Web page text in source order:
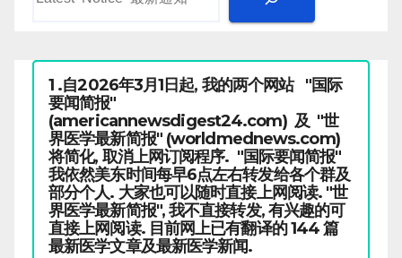
1 .自2026年3月1日起, 我的两个网站 "国际
要闻简报"
(americannewsdigest24.com) 及 "世
界医学最新简报" (worldmednews.com)
将简化, 取消上网订阅程序. "国际要闻简报"
我依然美东时间每早6点左右转发给各个群及
部分个人. 大家也可以随时直接上网阅读. "世
界医学最新简报", 我不直接转发, 有兴趣的可
直接上网阅读. 目前网上已有翻译的 144 篇
最新医学文章及最新医学新闻.